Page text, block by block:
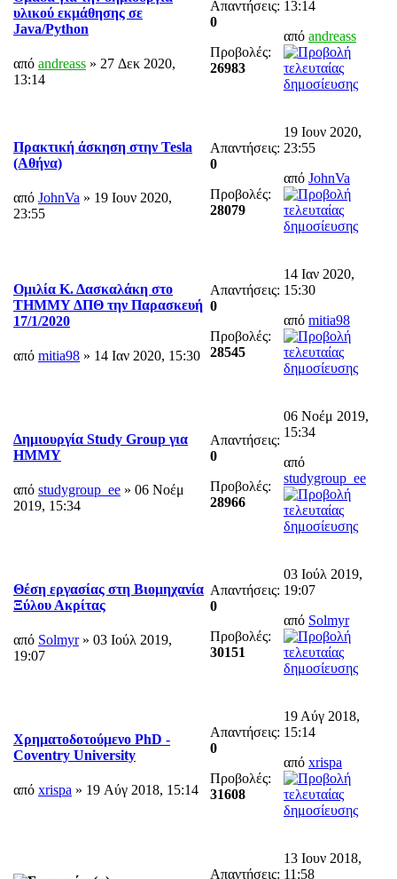
υλικού εκμάθησης σε
Java/Python
από andreass » 27 Δεκ 2020,
13:14
Απαντήσεις:
0
Προβολές:
26983
13:14
από andreass
Πρακτική άσκηση στην Tesla
(Αθήνα)
από JohnVa » 19 Ιουν 2020,
23:55
Απαντήσεις:
0
Προβολές:
28079
19 Ιουν 2020,
23:55
από JohnVa
Ομιλία Κ. Δασκαλάκη στο
ΤΗΜΜΥ ΔΠΘ την Παρασκευή
17/1/2020
από mitia98 » 14 Ιαν 2020, 15:30
Απαντήσεις:
0
Προβολές:
28545
14 Ιαν 2020,
15:30
από mitia98
Δημιουργία Study Group για
ΗΜΜΥ
από studygroup_ee » 06 Νοέμ
2019, 15:34
Απαντήσεις:
0
Προβολές:
28966
06 Νοέμ 2019,
15:34
από
studygroup_ee
Θέση εργασίας στη Βιομηχανία
Ξύλου Ακρίτας
από Solmyr» 03 Ιούλ 2019,
19:07
Απαντήσεις:
0
Προβολές:
30151
03 Ιούλ 2019,
19:07
από Solmyr
Χρηματοδοτούμενο PhD -
Coventry University
από xrispa » 19 Αύγ 2018, 15:14
Απαντήσεις:
0
Προβολές:
31608
19 Αύγ 2018,
15:14
από xrispa
Απαντήσεις:
13 Ιουν 2018,
11:58